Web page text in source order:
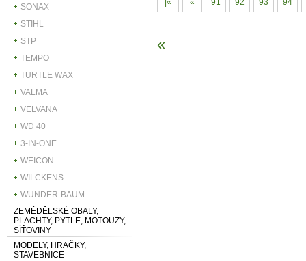
SONAX
STIHL
STP
TEMPO
TURTLE WAX
VALMA
VELVANA
WD 40
3-IN-ONE
WEICON
WILCKENS
WUNDER-BAUM
ZEMĚDĚLSKÉ OBALY,
PLACHTY, PYTLE, MOTOUZY,
SÍŤOVINY
MODELY, HRAČKY,
STAVEBNICE
|« « 91 92 93 94
«